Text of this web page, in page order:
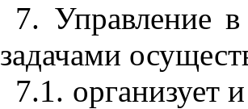
7. Управление
задачами
7.1. организует